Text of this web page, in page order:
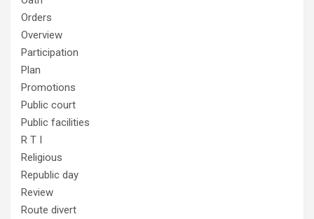
Orders
Overview
Participation
Plan
Promotions
Public court
Public facilities
R T I
Religious
Republic day
Review
Route divert